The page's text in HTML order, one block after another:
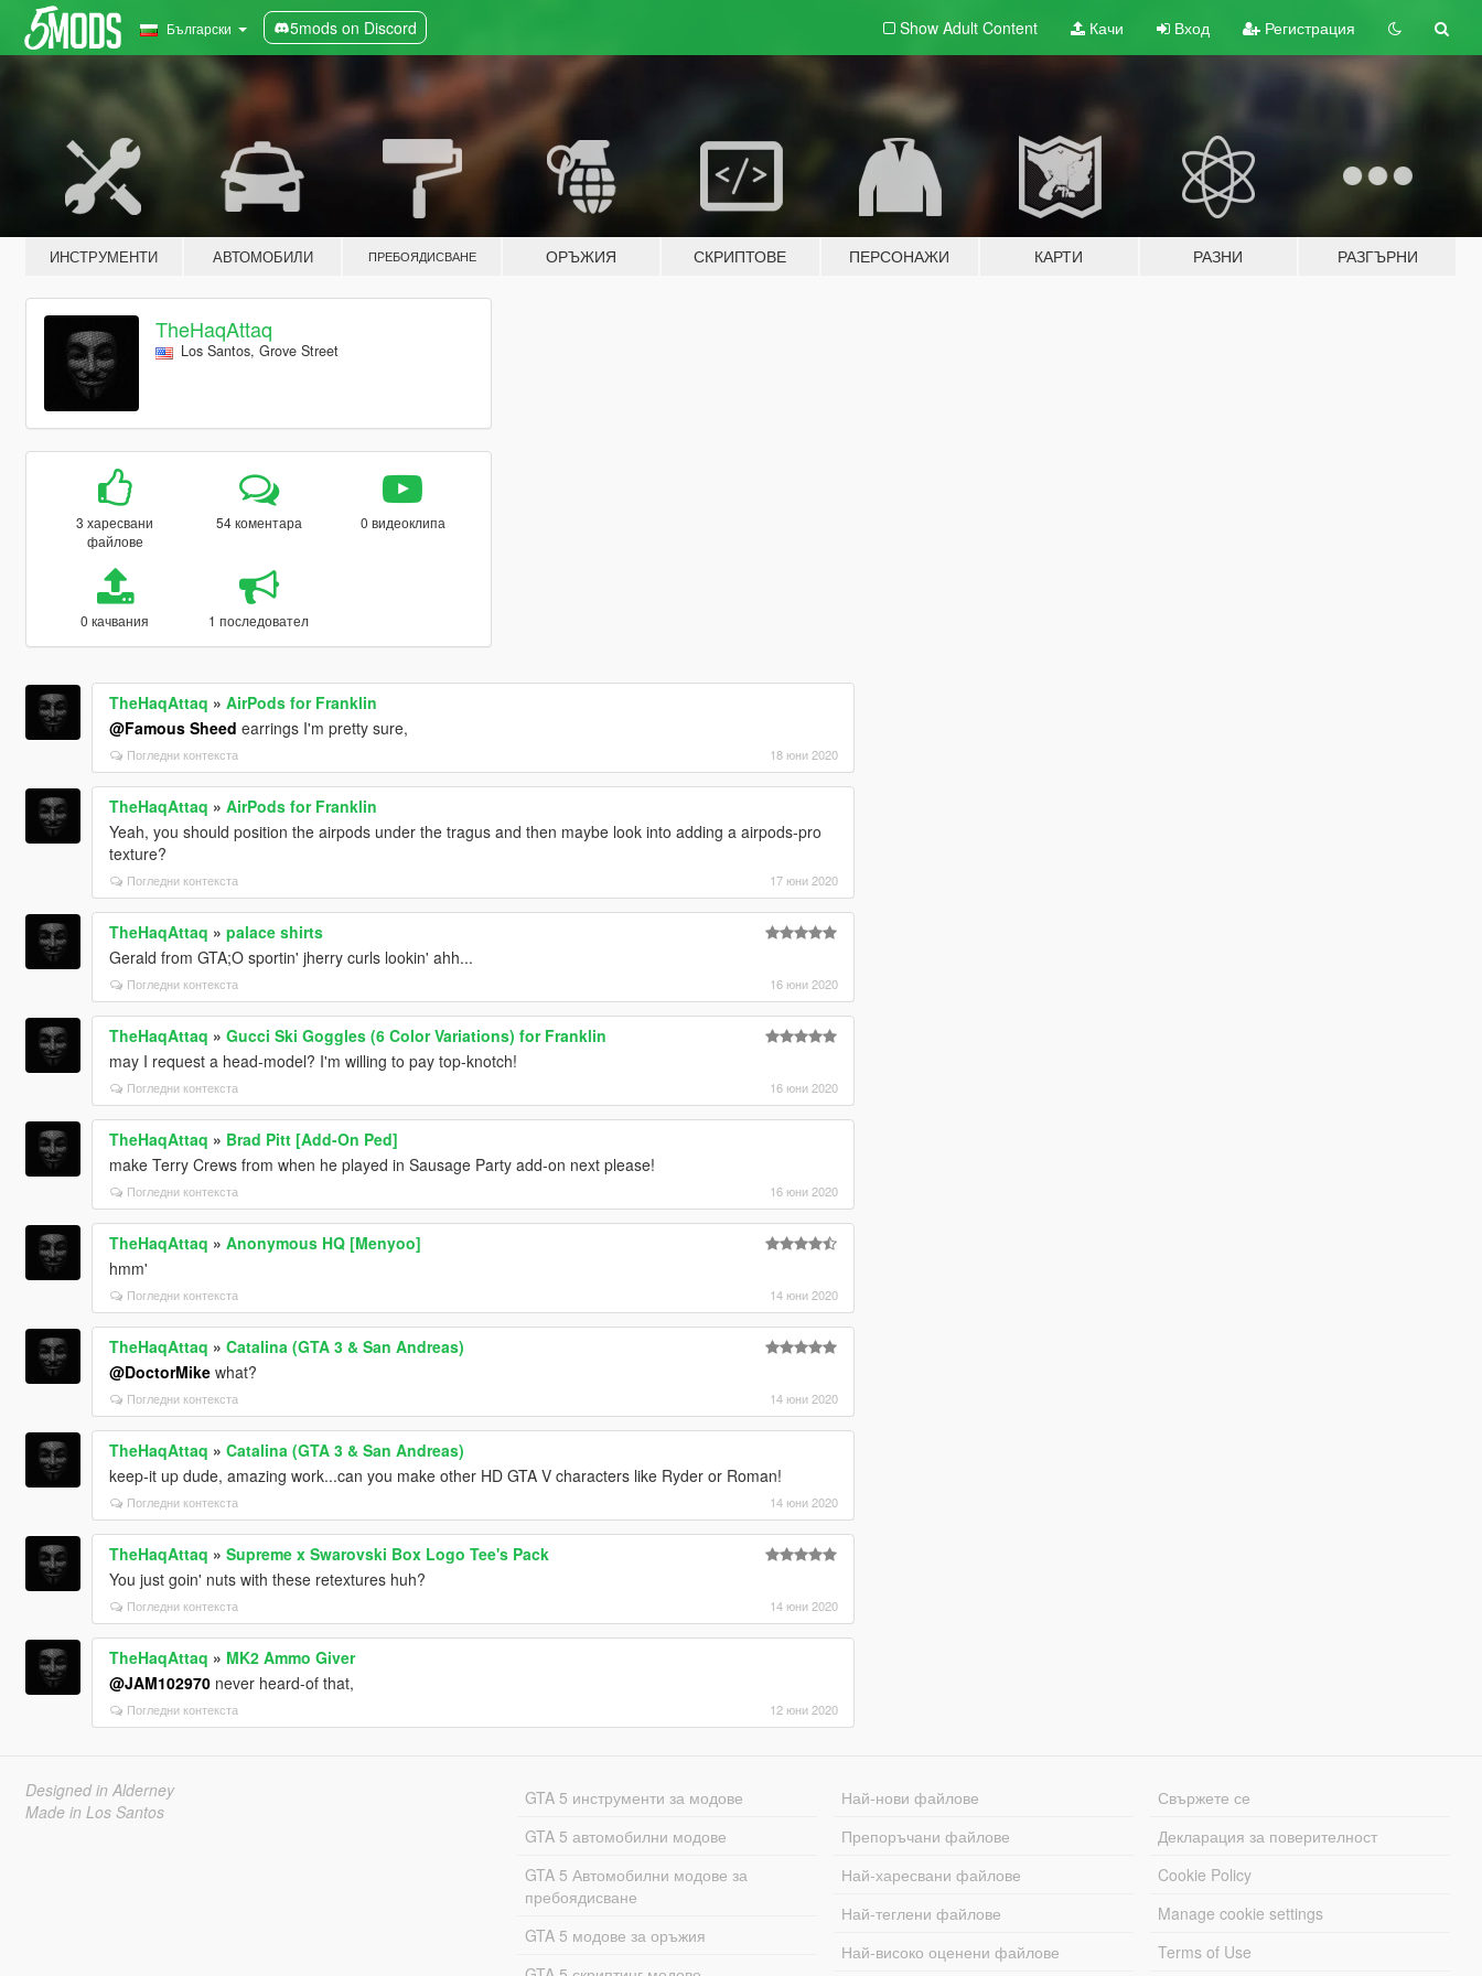
Български 5mods on Discord Show Adult Content Качи Вход Регистрация
ИНСТРУМЕНТИ АВТОМОБИЛИ ПРЕБОЯДИСВАНЕ ОРЪЖИЯ СКРИПТОВЕ ПЕРСОНАЖИ КАРТИ РАЗНИ РАЗГЪРНИ
TheHaqAttaq
Los Santos, Grove Street
3 харесвани
файлове
54 коментара 0 видеоклипа
0 качвания 1 последовател
TheHaqAttaq » AirPods for Franklin
@Famous Sheed earrings I'm pretty sure,
Погледни контекста 18 юни 2020
TheHaqAttaq » AirPods for Franklin
Yeah, you should position the airpods under the tragus and then maybe look into adding a airpods-pro
texture?
Погледни контекста 17 юни 2020
TheHaqAttaq » palace shirts
Gerald from GTA;O sportin' jherry curls lookin' ahh...
Погледни контекста 16 юни 2020
TheHaqAttaq » Gucci Ski Goggles (6 Color Variations) for Franklin
may I request a head-model? I'm willing to pay top-knotch!
Погледни контекста 16 юни 2020
TheHaqAttaq » Brad Pitt [Add-On Ped]
make Terry Crews from when he played in Sausage Party add-on next please!
Погледни контекста 16 юни 2020
TheHaqAttaq » Anonymous HQ [Menyoo]
hmm'
Погледни контекста 14 юни 2020
TheHaqAttaq » Catalina (GTA 3 & San Andreas)
@DoctorMikewhat?
Погледни контекста 14 юни 2020
TheHaqAttaq » Catalina (GTA 3 & San Andreas)
keep-it up dude, amazing work...can you make other HD GTA V characters like Ryder or Roman!
Погледни контекста 14 юни 2020
TheHaqAttaq » Supreme x Swarovski Box Logo Tee's Pack
You just goin' nuts with these retextures huh?
Погледни контекста 14 юни 2020
TheHaqAttaq » MK2 Ammo Giver
@JAM102970never heard-of that,
Погледни контекста 12 юни 2020
Designed in Alderney
Made in Los Santos
GTA 5 инструменти за модове
GTA 5 автомобилни модове
GTA 5 Автомобилни модове за
пребоядисване
GTA 5 модове за оръжия
Най-нови файлове
Препоръчани файлове
Най-харесвани файлове
Най-теглени файлове
Най-високо оценени файлове
Свържете се
Декларация за поверителност
Cookie Policy
Manage cookie settings
Terms of Use